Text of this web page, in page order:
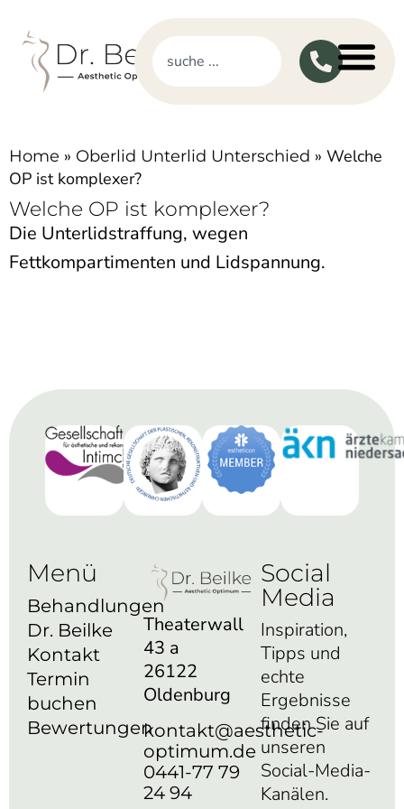
Home » Oberlid Unterlid Unterschied » Welche
OP ist komplexer?
Welche OP ist komplexer?
Die Unterlidstraffung, wegen
Fettkompartimenten und Lidspannung.
Menü
Behandlungen
Dr. Beilke
Kontakt
Termin
buchen
Bewertungen
Theaterwall
43 a
26122
Oldenburg
kontakt@aesthetic-
optimum.de
0441-77 79
24 94
Social
Media
Inspiration,
Tipps und
echte
Ergebnisse
finden Sie auf
unseren
Social-Media-
Kanälen.